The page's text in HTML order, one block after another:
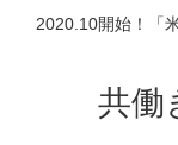
2020.10開始！「
共働